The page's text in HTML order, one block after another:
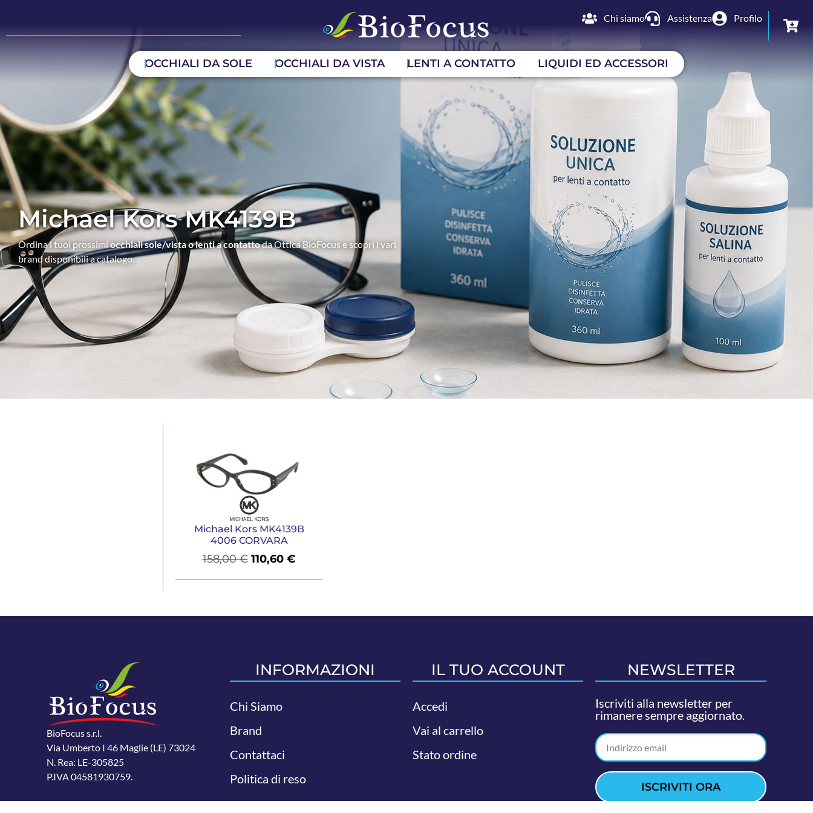
Chi siamo Assistenza Profilo
OCCHIALI DA SOLE OCCHIALI DA VISTA LENTI A CONTATTO LIQUIDI ED ACCESSORI
Michael Kors MK4139B
Ordina i tuoi prossimiocchiali sole/vista o lenti a contattoda Ottica BioFocus e scopri i vari
brand disponibili a catalogo.
Michael Kors MK4139B
4006 CORVARA
158,00€ 110,60 €
BioFocus s.r.l.
Via Umberto I 46 Maglie (LE) 73024
N. Rea: LE-305825
P.IVA 04581930759.
INFORMAZIONI
Chi Siamo
Brand
Contattaci
Politica di reso
IL TUO ACCOUNT
Accedi
Vai al carrello
Stato ordine
NEWSLETTER
Iscriviti alla newsletter per
rimanere sempre aggiornato.
ISCRIVITI ORA